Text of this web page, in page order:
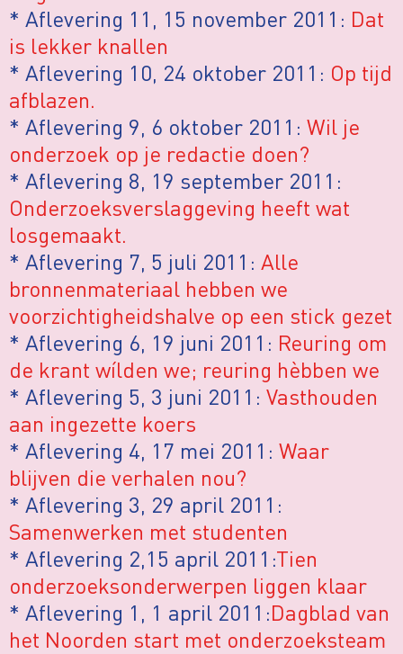
* Aflevering 11, 15 november 2011: Dat
is lekker knallen
* Aflevering 10, 24 oktober 2011: Op tijd
afblazen.
* Aflevering 9, 6 oktober 2011: Wil je
onderzoek op je redactie doen?
* Aflevering 8, 19 september 2011:
Onderzoeksverslaggeving heeft wat
losgemaakt.
* Aflevering 7, 5 juli 2011: Alle
bronnenmateriaal hebben we
voorzichtigheidshalve op een stick gezet
* Aflevering 6, 19 juni 2011: Reuring om
de krant wílden we; reuring hèbben we
* Aflevering 5, 3 juni 2011: Vasthouden
aan ingezette koers
* Aflevering 4, 17 mei 2011: Waar
blijven die verhalen nou?
* Aflevering 3, 29 april 2011:
Samenwerken met studenten
* Aflevering 2,15 april 2011:Tien
onderzoeksonderwerpen liggen klaar
* Aflevering 1, 1 april 2011:Dagblad van
het Noorden start met onderzoeksteam